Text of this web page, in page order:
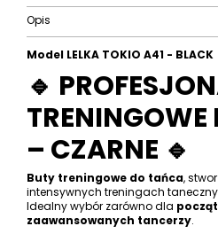
Opis
Model LELKA TOKIO A41 - BLACK
🔹
– CZARNE 🔹
Buty treningowe do tańca,
intensywnych treningach
Idealny wybór zarówno dla
zaawansowanych tancerzy.